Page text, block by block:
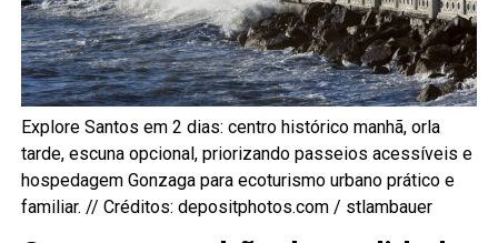
Explore Santos em 2 dias: centro histórico manhã, orla
tarde, escuna opcional, priorizando passeios acessíveis e
hospedagem Gonzaga para ecoturismo urbano prático e
familiar. // Créditos: depositphotos.com / stlambauer